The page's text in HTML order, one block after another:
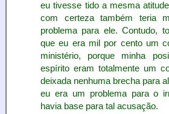
eu tivesse tido a mesma
com certeza também teria
problema para ele. Contudo,
que eu era mil por cento um
ministério, porque minha
espírito eram totalmente um
deixada nenhuma brecha para
eu era um problema para o
havia base para tal acusação.